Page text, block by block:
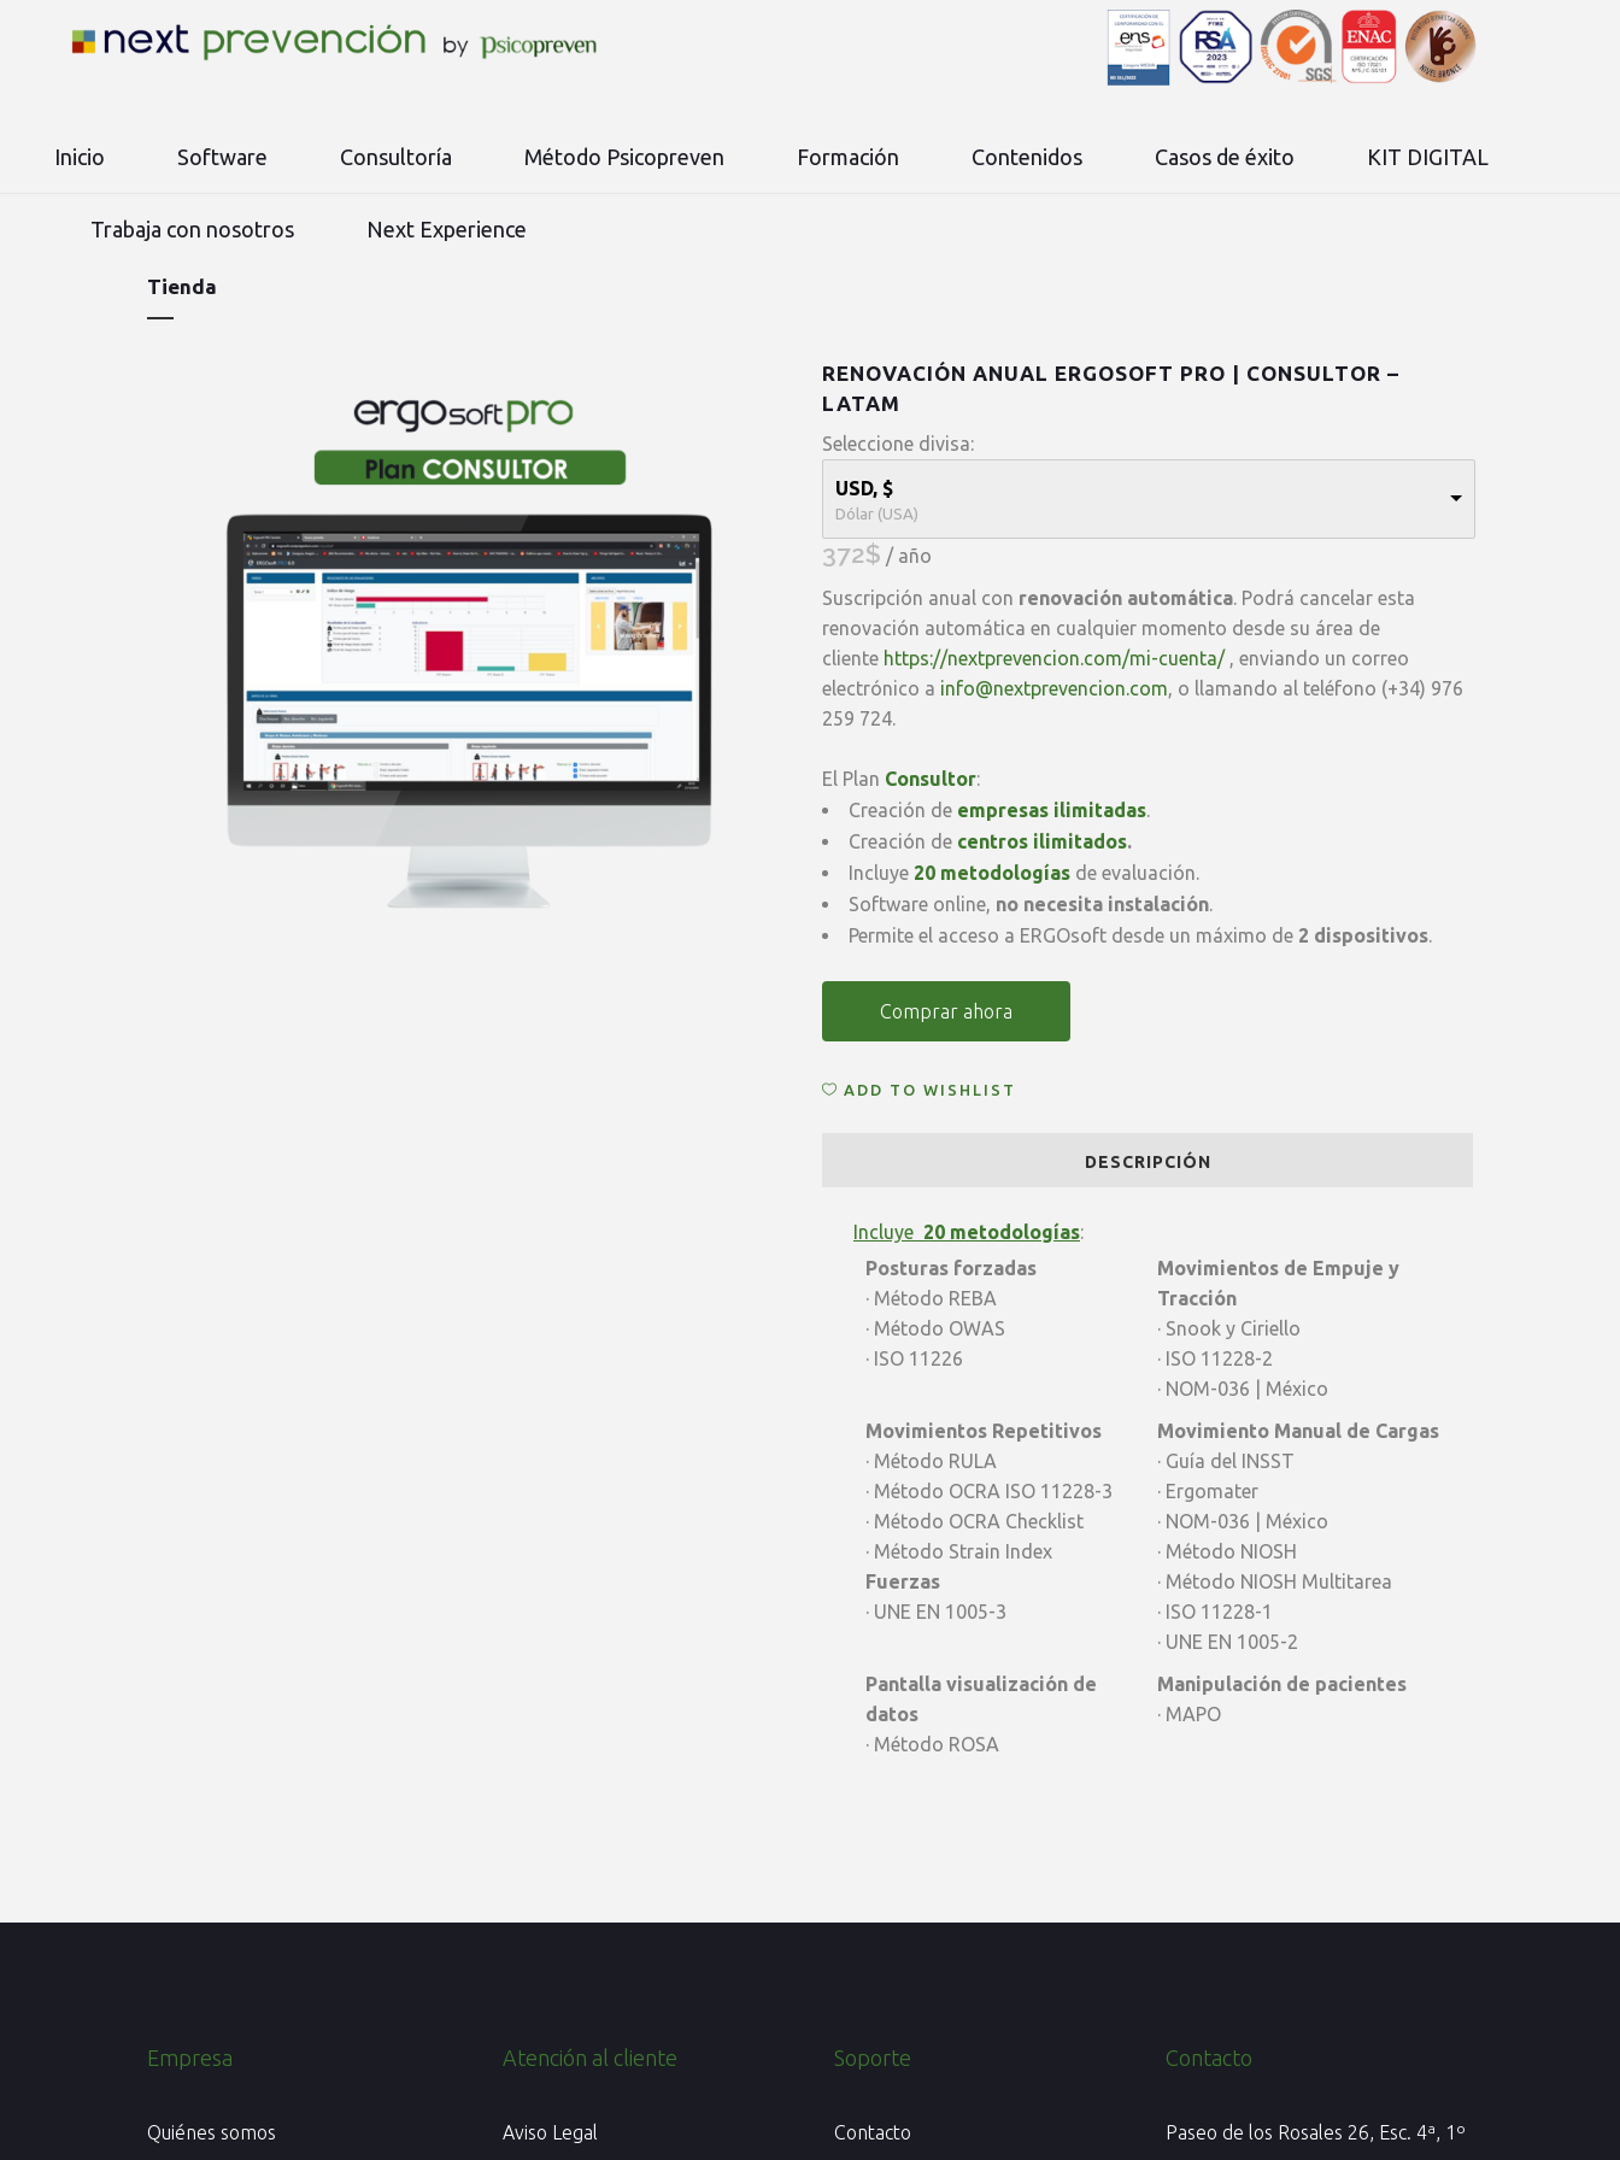
Inicio Software Consultoría Método Psicopreven Formación Contenidos Casos de éxito KIT DIGITAL
Trabaja con nosotros Next Experience
Tienda
RENOVACIÓN ANUAL ERGOSOFT PRO | CONSULTOR –
LATAM
Seleccione divisa:
USD, $
Dólar (USA)
372$ / año
Suscripción anual con renovación automática. Podrá cancelar esta
renovación automática en cualquier momento desde su área de
cliente https://nextprevencion.com/mi-cuenta/, enviando un correo
electrónico a info@nextprevencion.com, o llamando al teléfono (+34) 976
259 724.
El Plan Consultor:
Creación de empresas ilimitadas.
Creación de centros ilimitados.
Incluye 20 metodologías de evaluación.
Software online, no necesita instalación.
Permite el acceso a ERGOsoft desde un máximo de 2 dispositivos.
Renovación
ERGOsoft
CONSULTOR
Latam
quantity
Comprar ahora
ADD TO WISHLIST
DESCRIPCIÓN
Incluye 20 metodologías:
Posturas forzadas
· Método REBA
· Método OWAS
· ISO 11226
Movimientos de Empuje y
Tracción
· Snook y Ciriello
· ISO 11228-2
· NOM-036 | México
Movimientos Repetitivos
· Método RULA
· Método OCRA ISO 11228-3
· Método OCRA Checklist
· Método Strain Index
Fuerzas
· UNE EN 1005-3
Movimiento Manual de Cargas
· Guía del INSST
· Ergomater
· NOM-036 | México
· Método NIOSH
· Método NIOSH Multitarea
· ISO 11228-1
· UNE EN 1005-2
Pantalla visualización de
datos
· Método ROSA
Manipulación de pacientes
· MAPO
Empresa
Quiénes somos
Atención al cliente
Aviso Legal
Soporte
Contacto
Contacto
Paseo de los Rosales 26, Esc. 4ª, 1º